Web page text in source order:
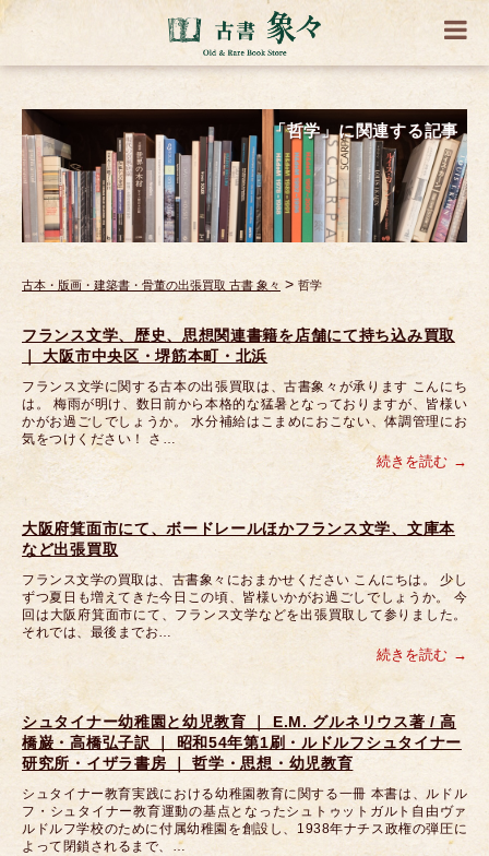
「哲学」に関連する記事
古本・版画・建築書・骨董の出張買取 古書 象々 > 哲学
フランス文学、歴史、思想関連書籍を店舗にて持ち込み買取
｜ 大阪市中央区・堺筋本町・北浜
フランス文学に関する古本の出張買取は、古書象々が承ります こんにち
は。 梅雨が明け、数日前から本格的な猛暑となっておりますが、皆様い
かがお過ごしでしょうか。 水分補給はこまめにおこない、体調管理にお
気をつけください！ さ…
続きを読む
大阪府箕面市にて、ボードレールほかフランス文学、文庫本
など出張買取
フランス文学の買取は、古書象々におまかせください こんにちは。 少し
ずつ夏日も増えてきた今日この頃、皆様いかがお過ごしでしょうか。 今
回は大阪府箕面市にて、フランス文学などを出張買取して参りました。
それでは、最後までお…
続きを読む
シュタイナー幼稚園と幼児教育 ｜ E.M. グルネリウス著 / 高
橋巌・高橋弘子訳 ｜ 昭和54年第1刷・ルドルフシュタイナー
研究所・イザラ書房 ｜ 哲学・思想・幼児教育
シュタイナー教育実践における幼稚園教育に関する一冊 本書は、ルドル
フ・シュタイナー教育運動の基点となったシュトゥットガルト自由ヴァ
ルドルフ学校のために付属幼稚園を創設し、1938年ナチス政権の弾圧に
よって閉鎖されるまで、…